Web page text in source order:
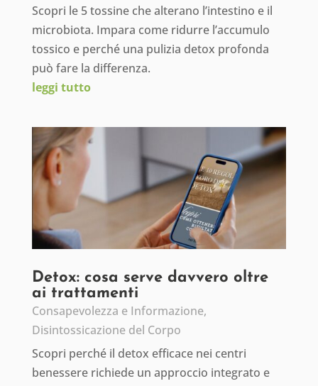
Scopri le 5 tossine che alterano l’intestino e il
microbiota. Impara come ridurre l’accumulo
tossico e perché una pulizia detox profonda
può fare la differenza.
leggi tutto
Detox: cosa serve davvero oltre
ai trattamenti
Consapevolezza e Informazione,
Disintossicazione del Corpo
Scopri perché il detox efficace nei centri
benessere richiede un approccio integrato e